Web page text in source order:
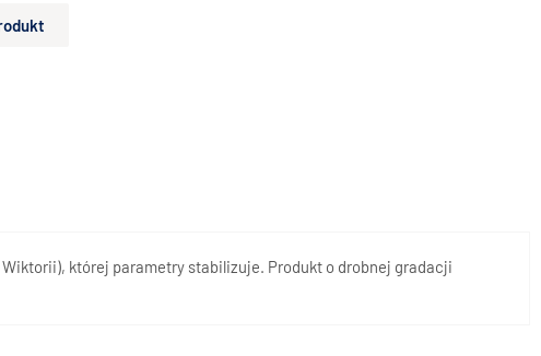
której parametry stabilizuje. Produkt o drobnej gradacji